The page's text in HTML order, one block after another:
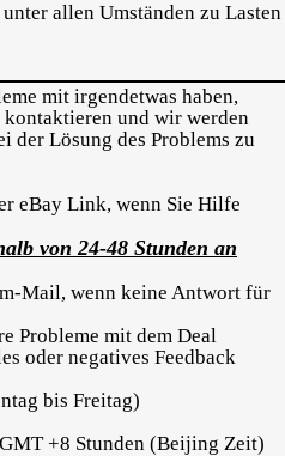
allen Umständen zu Lasten
mit irgendetwas haben,
und wir werden
der Lösung des Problems zu
eBay Link, wenn Sie Hilfe
von 24-48 Stunden an
Mail, wenn keine Antwort für
Probleme mit dem Deal
oder negatives Feedback
bis Freitag)
+8 Stunden (Beijing Zeit)